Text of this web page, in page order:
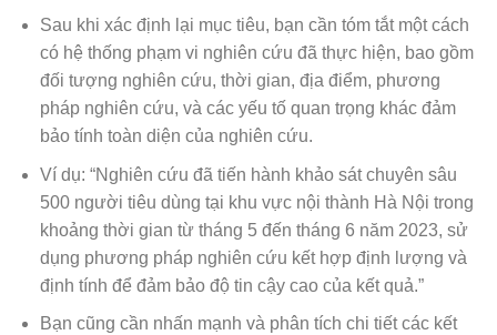
Sau khi xác định lại mục tiêu, bạn cần tóm tắt một cách
có hệ thống phạm vi nghiên cứu đã thực hiện, bao gồm
đối tượng nghiên cứu, thời gian, địa điểm, phương
pháp nghiên cứu, và các yếu tố quan trọng khác đảm
bảo tính toàn diện của nghiên cứu.
Ví dụ: “Nghiên cứu đã tiến hành khảo sát chuyên sâu
500 người tiêu dùng tại khu vực nội thành Hà Nội trong
khoảng thời gian từ tháng 5 đến tháng 6 năm 2023, sử
dụng phương pháp nghiên cứu kết hợp định lượng và
định tính để đảm bảo độ tin cậy cao của kết quả.”
Bạn cũng cần nhấn mạnh và phân tích chi tiết các kết